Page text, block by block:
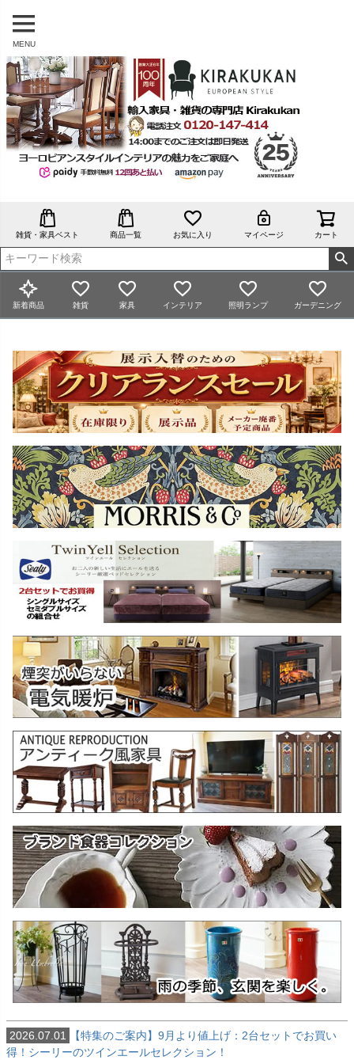
MENU
雑貨・家具ベスト 商品一覧 お気に入り マイページ カート
新着商品 雑貨 家具 インテリア 照明ランプ ガーデニング
2026.07.01
【特集のご案内】9月より値上げ：2台セットでお買い
得！シーリーのツインエールセレクション！